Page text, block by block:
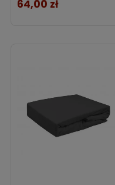
Cena
64,00 zł